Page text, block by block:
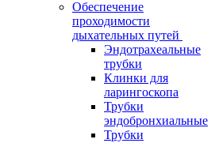
Обеспечение
проходимости
дыхательных путей
Эндотрахеальные
трубки
Клинки для
ларингоскопа
Трубки
эндобронхиальные
Трубки